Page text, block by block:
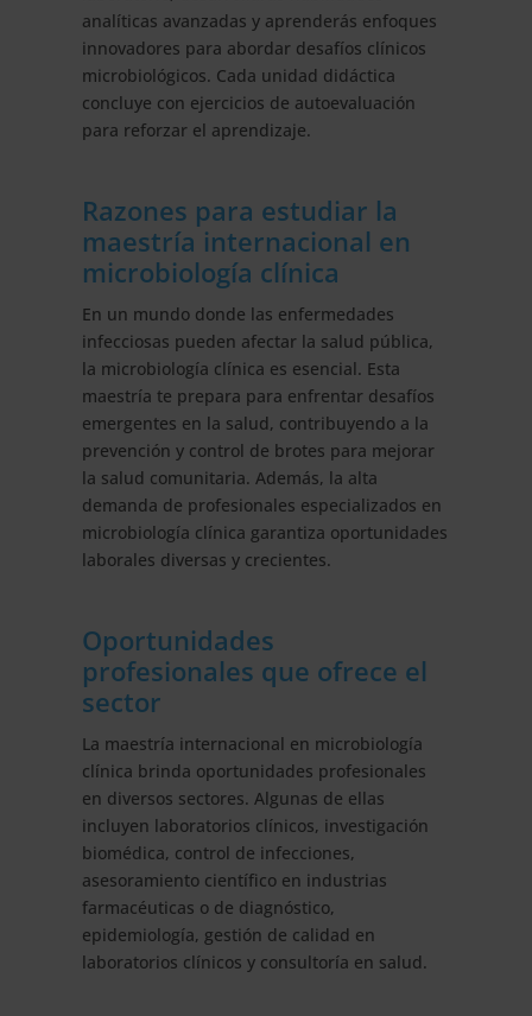
analíticas avanzadas y aprenderás enfoques
innovadores para abordar desafíos clínicos
microbiológicos. Cada unidad didáctica
concluye con ejercicios de autoevaluación
para reforzar el aprendizaje.
Razones para estudiar la
maestría internacional en
microbiología clínica
En un mundo donde las enfermedades
infecciosas pueden afectar la salud pública,
la microbiología clínica es esencial. Esta
maestría te prepara para enfrentar desafíos
emergentes en la salud, contribuyendo a la
prevención y control de brotes para mejorar
la salud comunitaria. Además, la alta
demanda de profesionales especializados en
microbiología clínica garantiza oportunidades
laborales diversas y crecientes.
Oportunidades
profesionales que ofrece el
sector
La maestría internacional en microbiología
clínica brinda oportunidades profesionales
en diversos sectores. Algunas de ellas
incluyen laboratorios clínicos, investigación
biomédica, control de infecciones,
asesoramiento científico en industrias
farmacéuticas o de diagnóstico,
epidemiología, gestión de calidad en
laboratorios clínicos y consultoría en salud.